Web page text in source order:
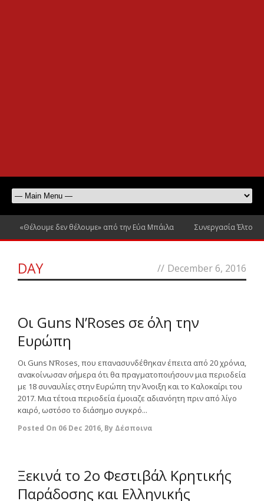
«Θέλουμε δεν θέλουμε» από την Εύα Μπάιλα Συνεργασία Έλτον
DAY // December 6, 2016
Oι Guns N’Roses σε όλη την
Ευρώπη
Οι Guns N’Roses, που επανασυνδέθηκαν έπειτα από 20 χρόνια,
ανακοίνωσαν σήμερα ότι θα πραγματοποιήσουν μια περιοδεία
με 18 συναυλίες στην Ευρώπη την Άνοιξη και το Καλοκαίρι του
2017. Μια τέτοια περιοδεία έμοιαζε αδιανόητη πριν από λίγο
καιρό, ωστόσο το διάσημο συγκρό...
Posted On 06 Dec 2016, By Δέσποινα
Ξεκινά το 2ο Φεστιβάλ Κρητικής
Παράδοσης και Ελληνικής